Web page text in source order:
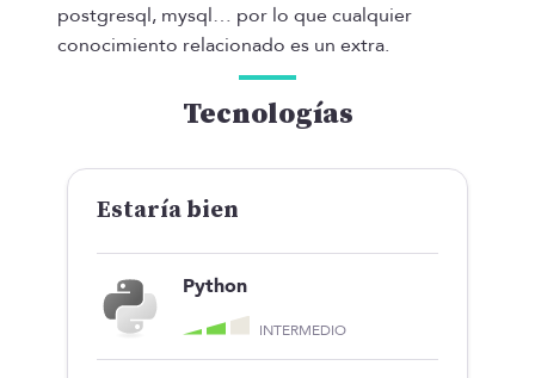
postgresql, mysql… por lo que cualquier
conocimiento relacionado es un extra.
Tecnologías
Estaría bien
Python
INTERMEDIO